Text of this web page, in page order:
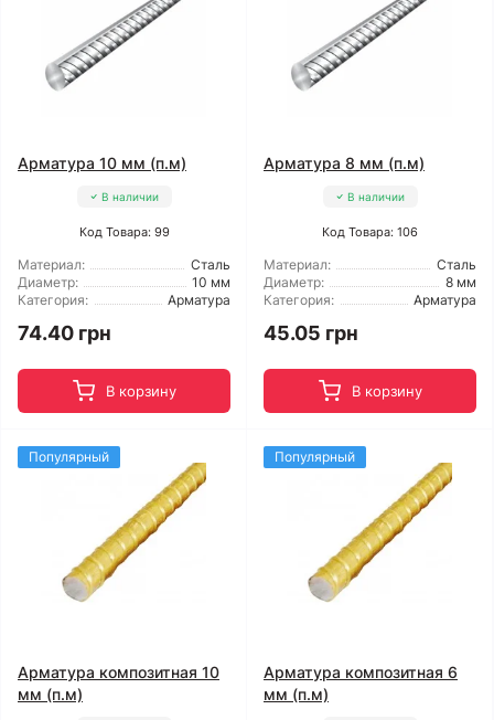
Арматура 10 мм (п.м)
В наличии
Код Товара: 99
Материал:
Сталь
Диаметр:
10 мм
Категория:
Арматура
74.40 грн
В корзину
Арматура 8 мм (п.м)
В наличии
Код Товара: 106
Материал:
Сталь
Диаметр:
8 мм
Категория:
Арматура
45.05 грн
В корзину
Популярный
Арматура композитная 10
мм (п.м)
Популярный
Арматура композитная 6
мм (п.м)